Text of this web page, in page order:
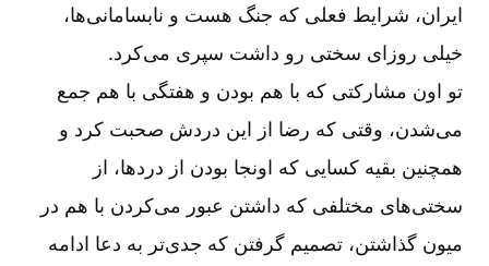
ایران، شرایط فعلی که جنگ هست و نابسامانی‌ها،
خیلی روزای سختی رو داشت سپری می‌کرد.
تو اون مشارکتی که با هم بودن و هفتگی با هم جمع
می‌شدن، وقتی که رضا از این دردش صحبت کرد و
همچنین بقیه کسایی که اونجا بودن از دردها، از
سختی‌های مختلفی که داشتن عبور می‌کردن با هم در
میون گذاشتن، تصمیم گرفتن که جدی‌تر به دعا ادامه